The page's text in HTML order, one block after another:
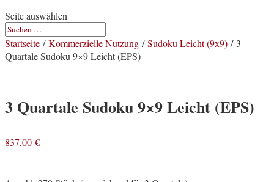
Seite auswählen
Startseite /Kommerzielle Nutzung /Sudoku Leicht (9x9) / 3
Quartale Sudoku 9×9 Leicht (EPS)
3 Quartale Sudoku 9×9 Leicht (EPS)
837,00 €